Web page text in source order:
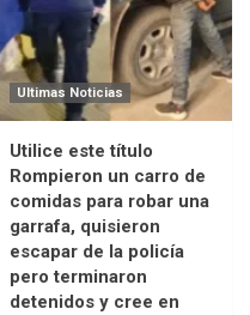
Ultimas Noticias
Utilice este título
Rompieron un carro de
comidas para robar una
garrafa, quisieron
escapar de la policía
pero terminaron
detenidos y cree en